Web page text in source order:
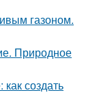
газоном.
Природное
создать